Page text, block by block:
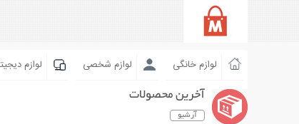
لوازم خانگی لوازم شخصی لوازم
آخرین محصولات
آرشیو